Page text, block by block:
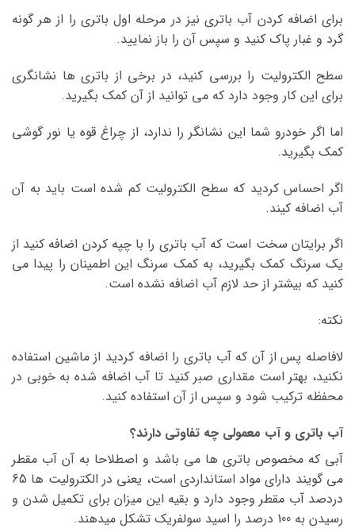
برای اضافه کردن آب باتری نیز در مرحله اول باتری را از هر گونه
گرد و غبار پاک کنید و سپس آن را باز نمایید.
سطح الکترولیت را بررسی کنید، در برخی از باتری ها نشانگری
برای این کار وجود دارد که می توانید از آن کمک بگیرید.
اما اگر خودرو شما این نشانگر را ندارد، از چراغ قوه یا نور گوشی
کمک بگیرید.
اگر احساس کردید که سطح الکترولیت کم شده است باید به آن
آب اضافه کیند.
اگر برایتان سخت است که آب باتری را با چپه کردن اضافه کنید از
یک سرنگ کمک بگیرید، به کمک سرنگ این اطمینان را پیدا می
کنید که بیشتر از حد لازم آب اضافه نشده است.
نکته:
لافاصله پس از آن که آب باتری را اضافه کردید از ماشین استفاده
نکنید، بهتر است مقداری صبر کنید تا آب اضافه شده به خوبی در
محفظه ترکیب شود و سپس از آن استفاده کنید.
آب باتری و آب معمولی چه تفاوتی دارند؟
آبی که مخصوص باتری ها می باشد و اصطلاحا به آن آب مقطر
می گویند دارای مواد استانداردی است، یعنی در الکترولیت ها 65
دردصد آب مقطر وجود دارد و بقیه این میزان برای تکمیل شدن و
رسیدن به 100 درصد را اسید سولفریک تشکل میدهند.